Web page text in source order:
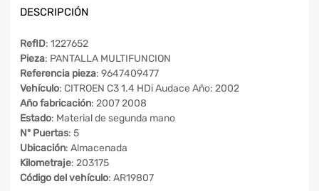
DESCRIPCIÓN
RefID: 1227652
Pieza: PANTALLA MULTIFUNCION
Referencia pieza: 9647409477
Vehículo: CITROEN C3 1.4 HDi Audace Año: 2002
Año fabricación: 2007 2008
Estado: Material de segunda mano
Nº Puertas: 5
Ubicación: Almacenada
Kilometraje: 203175
Código del vehículo: AR19807